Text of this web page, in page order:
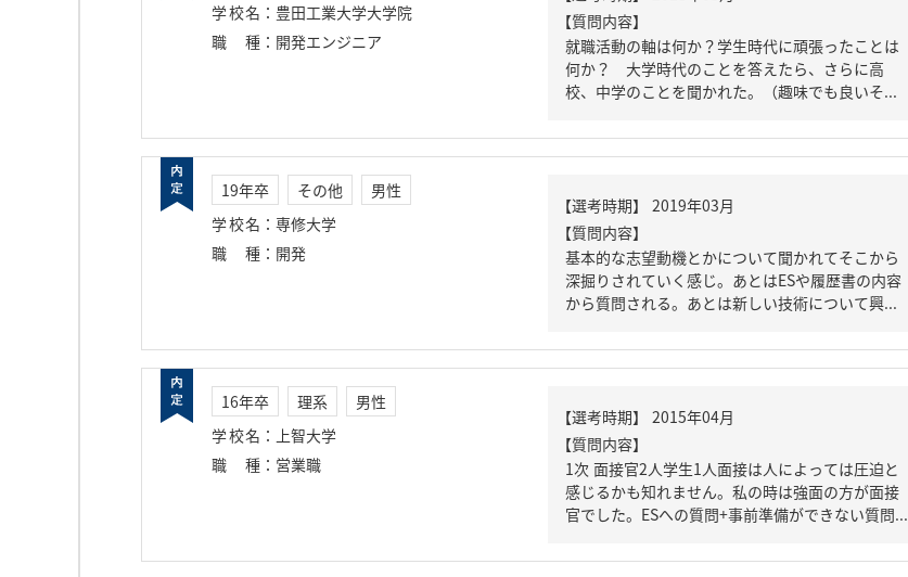
学校名 ： 豊田工業大学大学院
職種 ： 開発エンジニア
【質問内容】
就職活動の軸は何か？学生時代に頑張ったことは
何か？ 大学時代のことを答えたら、さらに高
校、中学のことを聞かれた。（趣味でも良いそ...
19年卒 その他
男性
学校名 ： 専修大学
職種 ： 開発
【質問内容】
基本的な志望動機とかについて聞かれてそこから
深掘りされていく感じ。あとはESや履歴書の内容
から質問される。あとは新しい技術について興...
16年卒 理系
男性
学校名 ： 上智大学
職種 ： 営業職
【質問内容】
1次 面接官2人学生1人面接は人によっては圧迫と
感じるかも知れません。私の時は強面の方が面接
官でした。ESへの質問+事前準備ができない質問...